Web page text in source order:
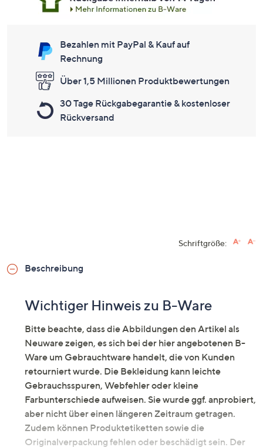
Bezahlen mit PayPal & Kauf auf
Rechnung
Über 1,5 Millionen Produktbewertungen
30 Tage Rückgabegarantie & kostenloser
Rückversand
Schriftgröße:
Beschreibung
Wichtiger Hinweis zu B-Ware
Bitte beachte, dass die Abbildungen den Artikel als
Neuware zeigen, es sich bei der hier angebotenen B-
Ware um Gebrauchtware handelt, die von Kunden
retourniert wurde. Die Bekleidung kann leichte
Gebrauchsspuren, Webfehler oder kleine
Farbunterschiede aufweisen. Sie wurde ggf. anprobiert,
aber nicht über einen längeren Zeitraum getragen.
Zudem können Produktetiketten sowie die
Originalverpackung fehlen oder beschädigt sein. Der